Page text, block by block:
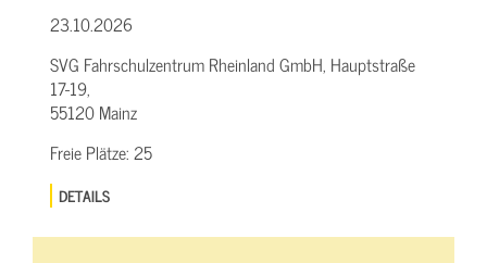
23.10.2026
SVG Fahrschulzentrum Rheinland GmbH, Hauptstraße
17-19,
55120 Mainz
Freie Plätze:25
DETAILS